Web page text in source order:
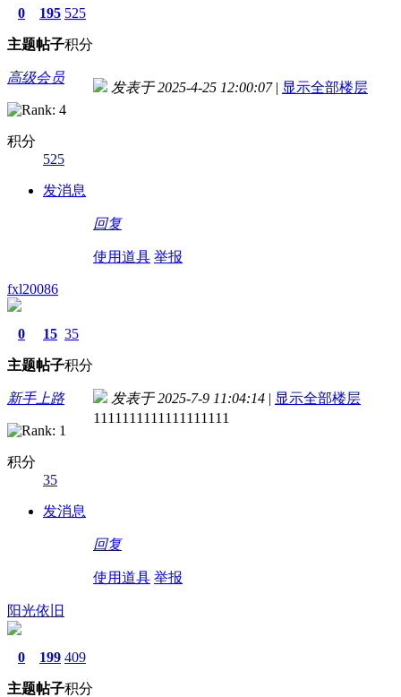
0
主题
195
帖子
525
积分
高级会员
积分
525
发消息
发表于 2025-4-25 12:00:07 | 显示全部楼层
回复
使用道具 举报
fxl20086
0
主题
15
帖子
35
积分
新手上路
积分
35
发消息
发表于 2025-7-9 11:04:14 | 显示全部楼层
1111111111111111111
回复
使用道具 举报
阳光依旧
0
主题
199
帖子
409
积分